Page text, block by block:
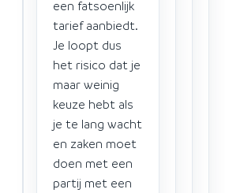
een fatsoenlijk
tarief aanbiedt.
Je loopt dus
het risico dat je
maar weinig
keuze hebt als
je te lang wacht
en zaken moet
doen met een
partij met een